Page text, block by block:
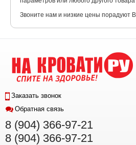
Звоните нам и низкие цены порадуют
Заказать звонок
Обратная связь
8 (904) 366-97-21
8 (904) 366-97-21